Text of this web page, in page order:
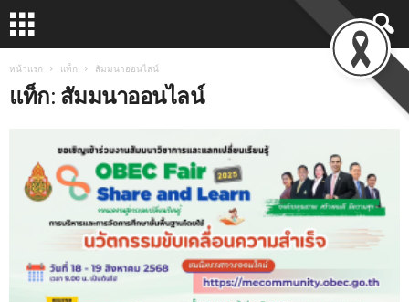
หน้าแรก แท็ก สัมมนาออนไลน์
แท็ก: สัมมนาออนไลน์